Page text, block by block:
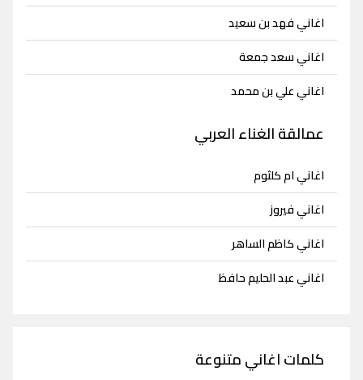
اغاني فهد بن سعيد
اغاني سعد جمعة
اغاني علي بن محمد
عمالقة الغناء العربي
اغاني ام كلثوم
اغاني فيروز
اغاني كاظم الساهر
اغاني عبد الحليم حافظ
كلمات اغاني متنوعة